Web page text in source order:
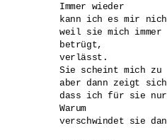
Immer wieder
kann ich es mir
weil sie mich
betrügt,
verlässt.
Sie scheint mich
aber dann zeigt
dass ich für sie
Warum
verschwindet sie